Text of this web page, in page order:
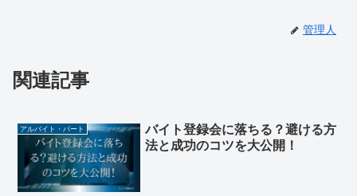
管理人
関連記事
アルバイト・パート
バイト登録会に落ちる？避ける方
法と成功のコツを大公開！